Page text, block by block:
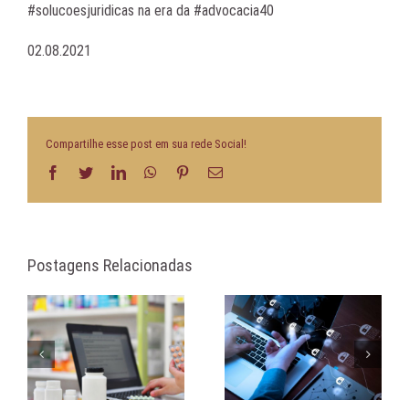
#solucoesjuridicas na era da #advocacia40
02.08.2021
Compartilhe esse post em sua rede Social!
Facebook
TwitterLinkedInWhatsApp
Pinterest
E-
Postagens Relacionadas
Processos
Administrativos
instaurados pela ANPD
LGPD no tratamento de
dados de pessoas
falecidas